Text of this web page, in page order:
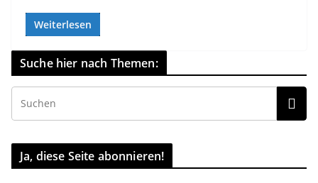
Weiterlesen
Suche hier nach Themen:
Ja, diese Seite abonnieren!